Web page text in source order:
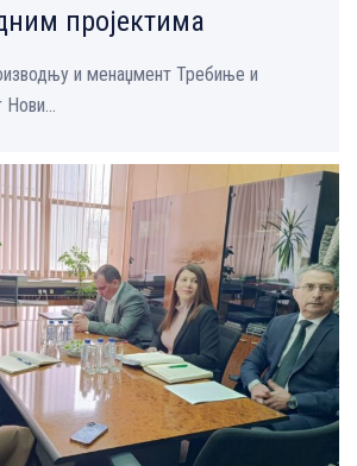
пројектима
и менаџмент Требиње и
Нови...